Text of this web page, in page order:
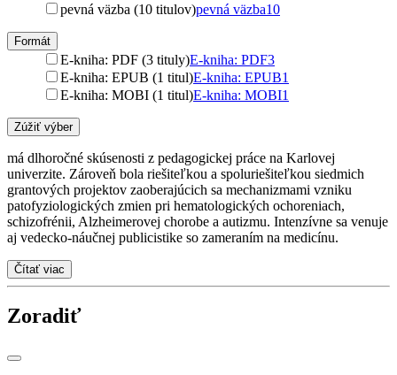
pevná väzba (10 titulov)pevná väzba10
Formát
E-kniha: PDF (3 tituly)E-kniha: PDF3
E-kniha: EPUB (1 titul)E-kniha: EPUB1
E-kniha: MOBI (1 titul)E-kniha: MOBI1
Zúžiť výber
má dlhoročné skúsenosti z pedagogickej práce na Karlovej
univerzite. Zároveň bola riešiteľkou a spoluriešiteľkou siedmich
grantových projektov zaoberajúcich sa mechanizmami vzniku
patofyziologických zmien pri hematologických ochoreniach,
schizofrénii, Alzheimerovej chorobe a autizmu. Intenzívne sa venuje
aj vedecko-náučnej publicistike so zameraním na medicínu.
Čítať viac
Zoradiť